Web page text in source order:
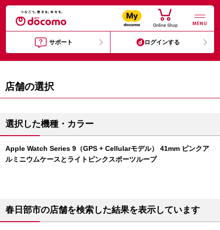
MENU
サポート ログインする
店舗の選択
選択した機種・カラー
Apple Watch Series 9（GPS + Cellularモデル） 41mm ピンクア
ルミニウムケースとライトピンクスポーツループ
春日部市の店舗を検索した結果を表示しています